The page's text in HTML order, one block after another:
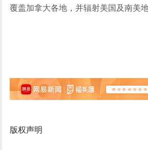
覆盖加拿大各地，并辐射美国及南美地
版权声明